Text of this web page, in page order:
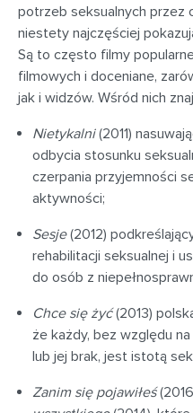
potrzeb seksualnych przez
niestety najczęściej
Są to często filmy
filmowych i doceniane,
jak i widzów. Wśród nich
Nietykalni(2011)
odbycia stosunku
czerpania przyjemności
aktywności;
Sesje(2012)
rehabilitacji seksualnej i
do osób z
Chce się żyć(2013)
że każdy, bez względu
lub jej brak, jest istotą
Zanim się pojawiłeś